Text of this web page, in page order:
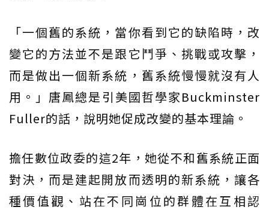
「一個舊的系統，當你看到它的缺陷時，改
變它的方法並不是跟它鬥爭、挑戰或攻擊，
而是做出一個新系統，舊系統慢慢就沒有人
用。」唐鳳總是引美國哲學家Buckminster
Fuller的話，說明她促成改變的基本理論。
擔任數位政委的這2年，她從不和舊系統正面
對決，而是建起開放而透明的新系統，讓各
種價值觀、站在不同崗位的群體在互相認